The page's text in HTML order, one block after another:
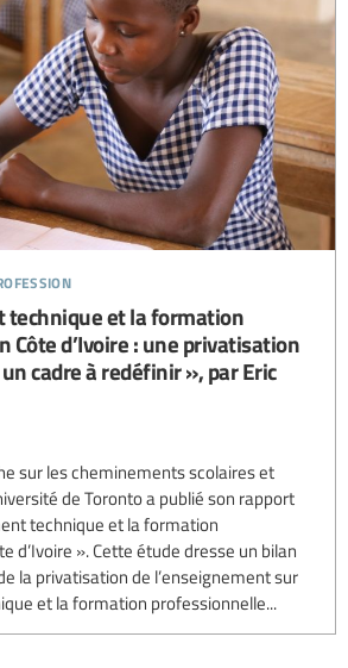
technique et la formation
Côte d’Ivoire : une privatisation
cadre à redéfinir », par Eric
sur les cheminements scolaires et
de Toronto a publié son rapport
technique et la formation
d’Ivoire ». Cette étude dresse un bilan
la privatisation de l’enseignement sur
et la formation professionnelle...